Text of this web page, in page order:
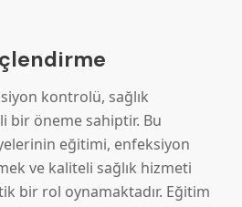
kontrolü, sağlık
bir öneme sahiptir. Bu
eğitimi, enfeksiyon
ve kaliteli sağlık hizmeti
bir rol oynamaktadır. Eğitim